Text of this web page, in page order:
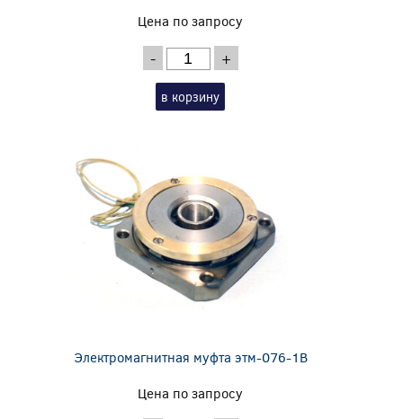
Цена по запросу
- +
в корзину
Электромагнитная муфта этм-076-1В
Цена по запросу